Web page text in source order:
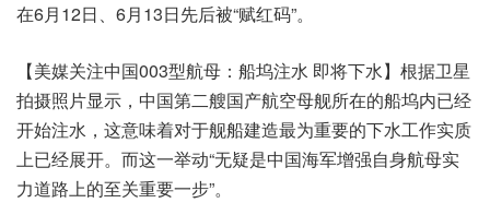
在6月12日、6月13日先后被“赋红码”。
【美媒关注中国003型航母：船坞注水 即将下水】根据卫星
拍摄照片显示，中国第二艘国产航空母舰所在的船坞内已经
开始注水，这意味着对于舰船建造最为重要的下水工作实质
上已经展开。而这一举动“无疑是中国海军增强自身航母实
力道路上的至关重要一步”。